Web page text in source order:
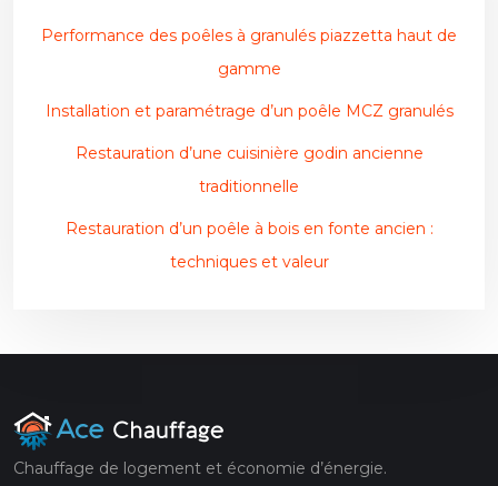
Performance des poêles à granulés piazzetta haut de
gamme
Installation et paramétrage d’un poêle MCZ granulés
Restauration d’une cuisinière godin ancienne
traditionnelle
Restauration d’un poêle à bois en fonte ancien :
techniques et valeur
Chauffage de logement et économie d’énergie.